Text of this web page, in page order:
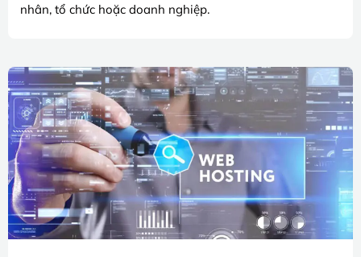
nhân, tổ chức hoặc doanh nghiệp.